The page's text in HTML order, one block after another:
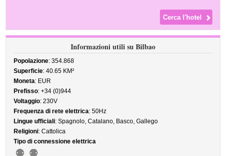
Informazioni utili su Bilbao
Popolazione: 354.868
Superficie: 40.65 KM²
Moneta: EUR
Prefisso: +34 (0)944
Voltaggio: 230V
Frequenza di rete elettrica: 50Hz
Lingue ufficiali: Spagnolo, Catalano, Basco, Gallego
Religioni: Cattolica
Tipo di connessione elettrica